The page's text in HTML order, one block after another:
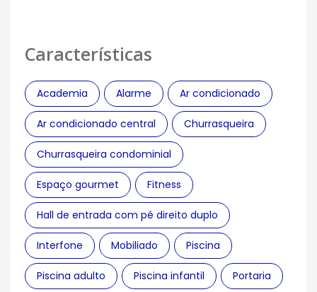
Características
Academia Alarme Ar condicionado
Ar condicionado central Churrasqueira
Churrasqueira condominial
Espaço gourmet Fitness
Hall de entrada com pé direito duplo
Interfone Mobiliado Piscina
Piscina adulto Piscina infantil Portaria